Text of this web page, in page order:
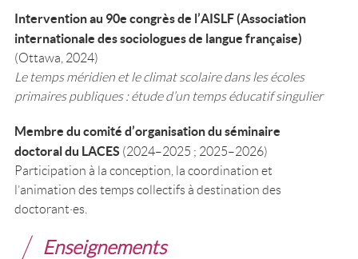
Intervention au 90e congrès de l’AISLF (Association
internationale des sociologues de langue française)
(Ottawa, 2024)
Le temps méridien et le climat scolaire dans les écoles
primaires publiques : étude d’un temps éducatif singulier
Membre du comité d’organisation du séminaire
doctoral du LACES (2024–2025 ; 2025–2026)
Participation à la conception, la coordination et
l’animation des temps collectifs à destination des
doctorant·es.
Enseignements